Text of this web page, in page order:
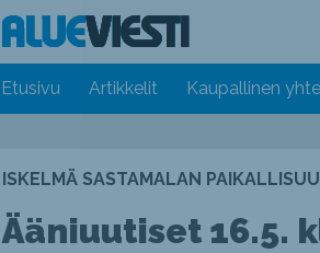
Etusivu Artikkelit Kaupallinen
ISKELMÄ SASTAMALAN
Ääniuutiset 16.5.